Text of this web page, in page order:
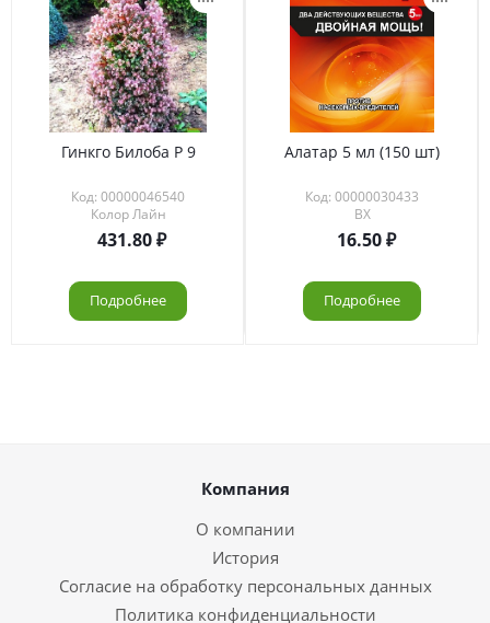
Гинкго Билоба Р 9
Код: 00000046540
Колор Лайн
431.80
Подробнее
Алатар 5 мл (150 шт)
Код: 00000030433
ВХ
16.50
Подробнее
Компания
О компании
История
Согласие на обработку персональных данных
Политика конфиденциальности